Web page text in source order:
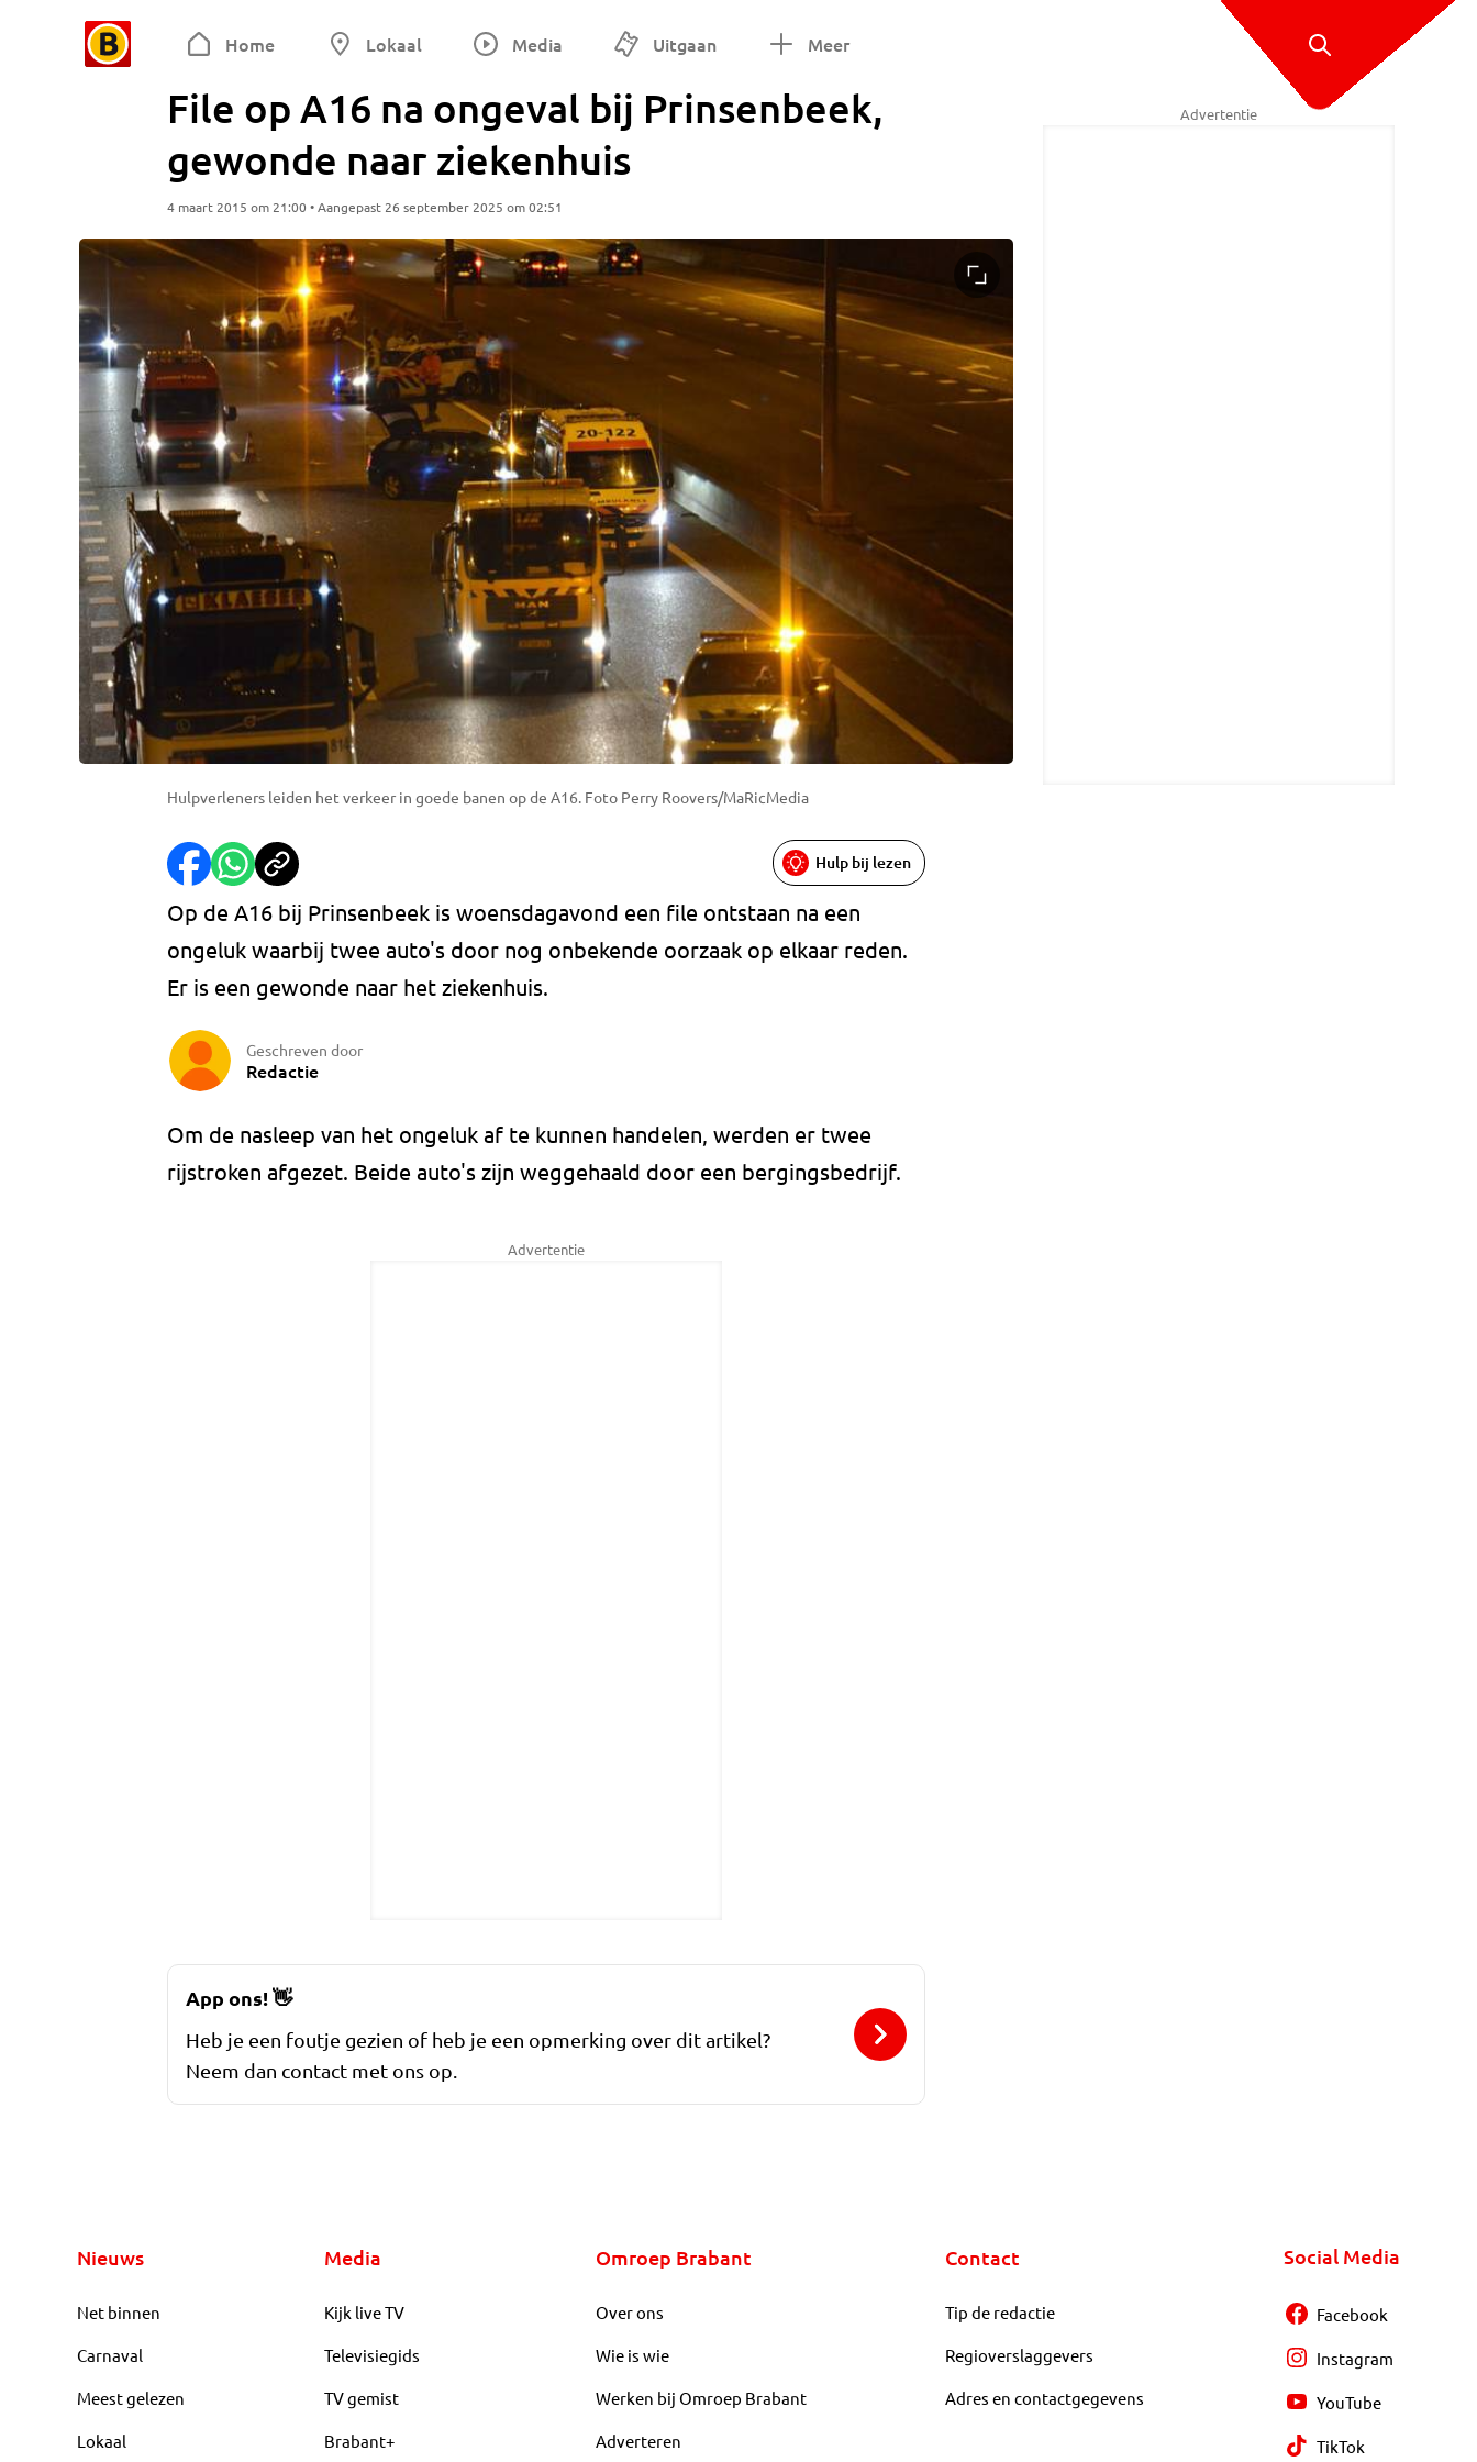
Home Lokaal Media Uitgaan Meer
File op A16 na ongeval bij Prinsenbeek,
gewonde naar ziekenhuis
4 maart 2015 om 21:00 • Aangepast 26 september 2025 om 02:51
Hulpverleners leiden het verkeer in goede banen op de A16. Foto Perry Roovers/MaRicMedia
Hulp bij lezen
Op de A16 bij Prinsenbeek is woensdagavond een file ontstaan na een
ongeluk waarbij twee auto's door nog onbekende oorzaak op elkaar reden.
Er is een gewonde naar het ziekenhuis.
Geschreven door
Redactie
Om de nasleep van het ongeluk af te kunnen handelen, werden er twee
rijstroken afgezet. Beide auto's zijn weggehaald door een bergingsbedrijf.
Advertentie
Advertentie
App ons!👋
Heb je een foutje gezien of heb je een opmerking over dit artikel?
Neem dan contact met ons op.
Nieuws
Net binnen
Carnaval
Meest gelezen
Lokaal
Media
Kijk live TV
Televisiegids
TV gemist
Brabant+
Omroep Brabant
Over ons
Wie is wie
Werken bij Omroep Brabant
Adverteren
Contact
Tip de redactie
Regioverslaggevers
Adres en contactgegevens
Social Media
Facebook
Instagram
YouTube
TikTok